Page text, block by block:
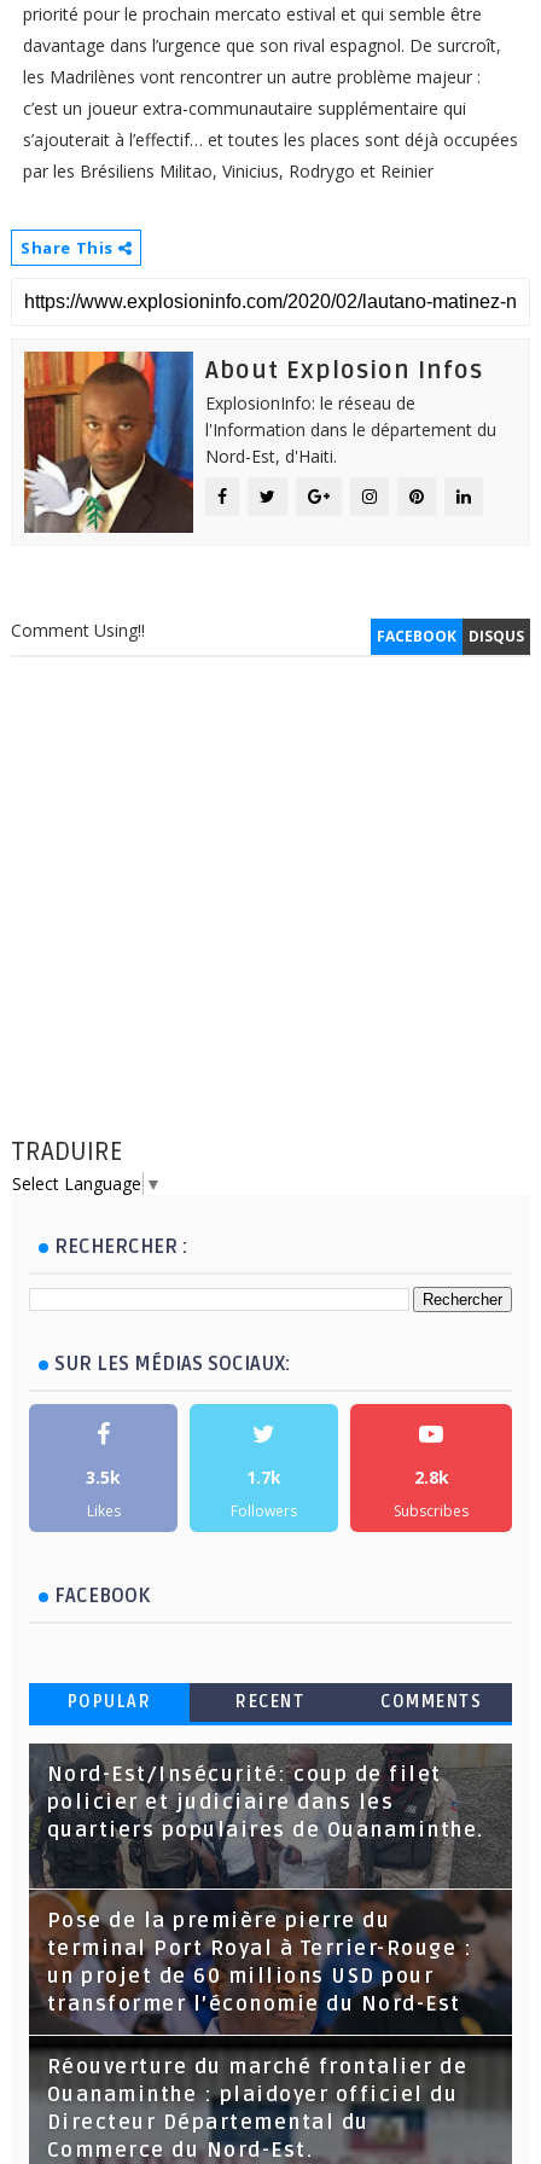
priorité pour le prochain mercato estival et qui semble être
davantage dans l’urgence que son rival espagnol. De surcroît,
les Madrilènes vont rencontrer un autre problème majeur :
c’est un joueur extra-communautaire supplémentaire qui
s’ajouterait à l’effectif… et toutes les places sont déjà occupées
par les Brésiliens Militao, Vinicius, Rodrygo et Reinier
Share This
About Explosion Infos
ExplosionInfo: le réseau de
l'Information dans le département du
Nord-Est, d'Haiti.
FACEBOOK DISQUS
Comment Using!!
TRADUIRE
Select Language ▼
RECHERCHER :
SUR LES MÉDIAS SOCIAUX:
3.5k
Likes
1.7k
Followers
2.8k
Subscribes
FACEBOOK
POPULAR RECENT COMMENTS
Nord-Est/Insécurité: coup de filet
policier et judiciaire dans les
quartiers populaires de Ouanaminthe.
Pose de la première pierre du
terminal Port Royal à Terrier-Rouge :
un projet de 60 millions USD pour
transformer l’économie du Nord-Est
Réouverture du marché frontalier de
Ouanaminthe : plaidoyer officiel du
Directeur Départemental du
Commerce du Nord-Est.